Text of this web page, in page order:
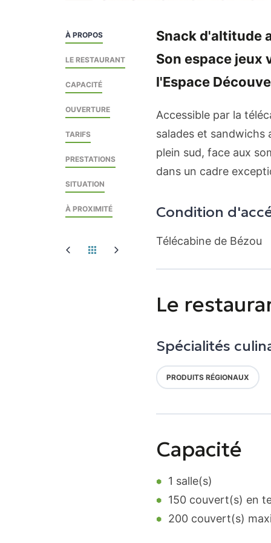
À PROPOS
LE RESTAURANT
CAPACITÉ
OUVERTURE
TARIFS
PRESTATIONS
SITUATION
À PROXIMITÉ
Snack d'altitude
Son espace jeux
l'Espace
Accessible par la
salades et sandwichs
plein sud, face aux
dans un cadre
Condition
Télécabine de Bézou
Le
Spécialités
PRODUITS RÉGIONAUX
Capacité
1 salle(s)
150 couvert(s) en
200 couvert(s)